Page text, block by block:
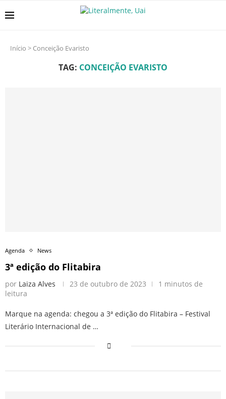
Início > Conceição Evaristo
TAG: CONCEIÇÃO EVARISTO
Agenda News
3ª edição do Flitabira
por Laiza Alves 23 de outubro de 2023
1 minutos de
leitura
Marque na agenda: chegou a 3ª edição do Flitabira – Festival
Literário Internacional de …